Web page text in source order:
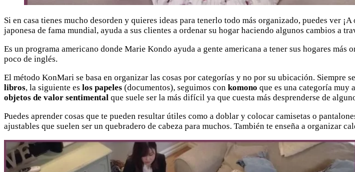
Si en casa tienes mucho desorden y quieres ideas para tenerlo todo más organizado, puedes
japonesa de fama mundial, ayuda a sus clientes a ordenar su hogar haciendo algunos cambios a
Es un programa americano donde Marie Kondo ayuda a gente americana a tener sus hogares
poco de inglés.
El método KonMari se basa en organizar las cosas por categorías y no por su ubicación. Siempre
libros, la siguiente es los papeles (documentos), seguimos con komono que es una categoría muy
objetos de valor sentimental que suele ser la más difícil ya que cuesta más desprenderse de
Puedes aprender cosas que te pueden resultar útiles como a doblar y colocar camisetas o
ajustables que suelen ser un quebradero de cabeza para muchos. También te enseña a organizar